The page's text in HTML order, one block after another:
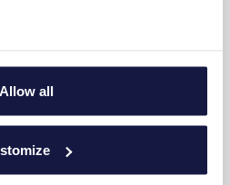
Allow all
+ 1 enfant